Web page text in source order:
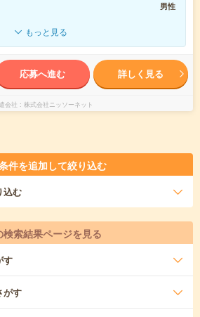
男性
もっと見る
応募へ進む 詳しく見る
会社 株式会社ニッソーネット
件を追加して絞り込む
込む
検索結果ページを見る
す
がす